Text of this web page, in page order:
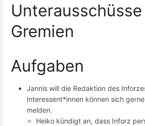
Unterausschüsse
Gremien
Aufgaben
Jannis will die Redaktion des
Interessent*innen können sich
melden.
Heiko kündigt an, dass Inforz